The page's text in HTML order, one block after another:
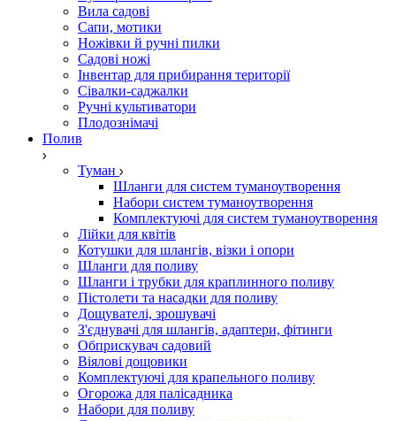
Вила садові
Сапи, мотики
Ножівки й ручні пилки
Садові ножі
Інвентар для прибирання території
Сівалки-саджалки
Ручні культиватори
Плодознімачі
Полив
Туман
Шланги для систем туманоутворення
Набори систем туманоутворення
Комплектуючі для систем туманоутворення
Лійки для квітів
Котушки для шлангів, візки і опори
Шланги для поливу
Шланги і трубки для краплинного поливу
Пістолети та насадки для поливу
Дощувателі, зрошувачі
З'єднувачі для шлангів, адаптери, фітинги
Обприскувач садовий
Віялові дощовики
Комплектуючі для крапельного поливу
Огорожа для палісадника
Набори для поливу